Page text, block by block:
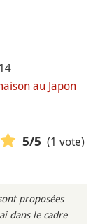
au Japon
5/5 (1 vote)
proposées
dans le cadre